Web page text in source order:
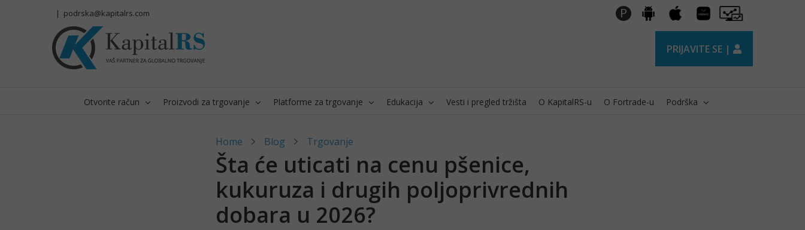
| podrska@kapitalrs.com P Android Apple
Huawei
AppGallery
Pro
Trader
PRIJAVITE SE |
Otvorite račun Proizvodi za trgovanje Platforme za trgovanje Edukacija Vesti i pregled tržišta O KapitalRS-u O Fortrade-u Podrška
Home Blog Trgovanje
Šta će uticati na cenu pšenice,
kukuruza i drugih poljoprivrednih
dobara u 2026?